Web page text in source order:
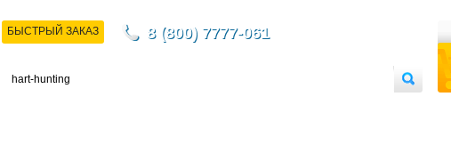
БЫСТРЫЙ ЗАКАЗ 8 (800) 7777-061